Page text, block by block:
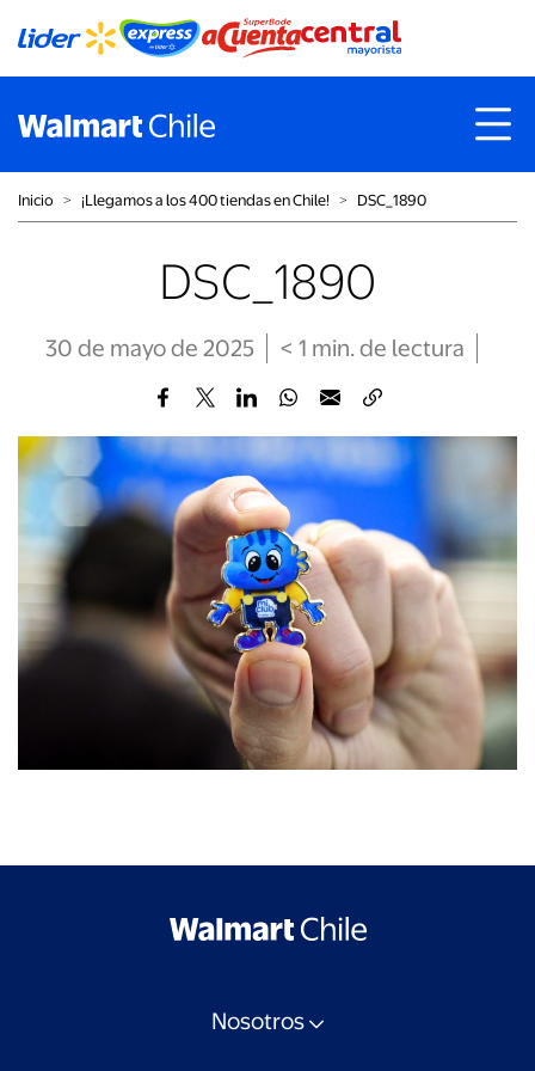
Inicio ˃ ¡Llegamos a los 400 tiendas en Chile! ˃ DSC_1890
DSC_1890
30 de mayo de 2025 < 1 min. de lectura
Nosotros